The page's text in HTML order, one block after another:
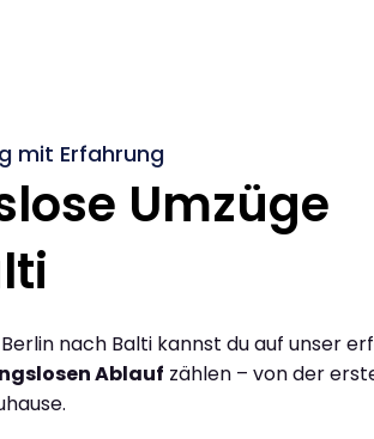
mit Erfahrung
Umzüge
nach Balti kannst du auf unser
Ablauf zählen – von der